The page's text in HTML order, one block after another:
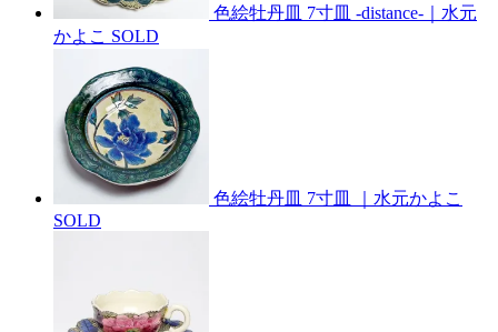
色絵牡丹皿 7寸皿 -distance-｜水元
かよこ SOLD
色絵牡丹皿 7寸皿 ｜水元かよこ
SOLD